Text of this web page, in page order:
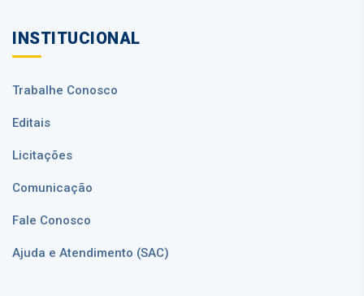
INSTITUCIONAL
Trabalhe Conosco
Editais
Licitações
Comunicação
Fale Conosco
Ajuda e Atendimento (SAC)